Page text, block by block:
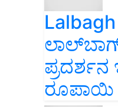
ಪ್ರದರ್ಶನ
ರೂಪಾಯಿ